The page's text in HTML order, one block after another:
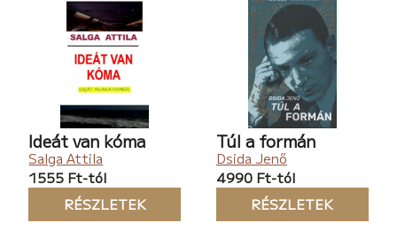
Ideát van kóma
Salga Attila
1555 Ft-tól
RÉSZLETEK
Túl a formán
Dsida Jenő
4990 Ft-tól
RÉSZLETEK